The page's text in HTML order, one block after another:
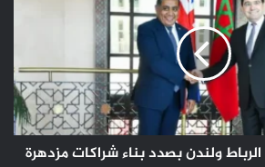
ولندن بصدد بناء شراكات مزدهرة